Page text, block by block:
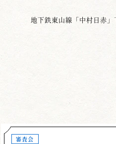
思います。
の参考にして頂けたら幸
礼法、蹲踞、正しい姿勢
機会、受審段に相応しい
一つをも、省略しない剣
地下鉄東山線「中村日赤
審査会